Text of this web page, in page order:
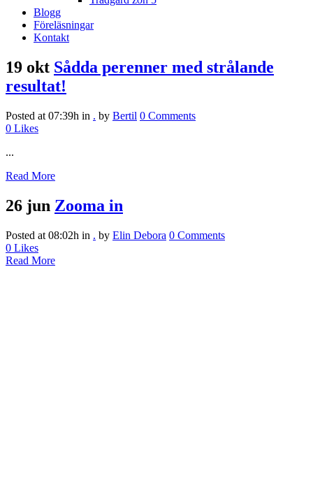
Blogg
Föreläsningar
Kontakt
19 okt Sådda perenner med strålande
resultat!
Posted at 07:39h in . by Bertil 0 Comments
0 Likes
...
Read More
26 jun Zooma in
Posted at 08:02h in . by Elin Debora 0 Comments
0 Likes
Read More